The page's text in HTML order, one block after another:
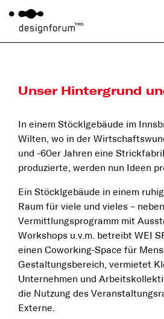
Unser Hintergrund
In einem Stöcklgebäude im
Wilten, wo in der
und -60er Jahren eine
produzierte, werden nun Ideen
Ein Stöcklgebäude in einem
Raum für viele und vieles –
Vermittlungsprogramm mit
Workshops u.v.m. betreibt WEI
einen Coworking-Space für
Gestaltungsbereich, vermietet
Unternehmen und
die Nutzung des
Externe.